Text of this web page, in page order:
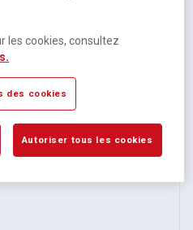
- Logitech
les cookies, consultez
des cookies
Autoriser tous les cookies